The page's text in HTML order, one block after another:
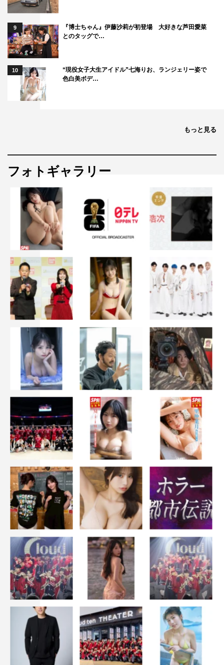
9
『博士ちゃん』伊藤沙莉が初登場 大好きな芦田愛菜
とのタッグで…
10
“現役女子大生アイドル”七海りお、ランジェリー姿で
色白美ボデ…
もっと見る
フォトギャラリー